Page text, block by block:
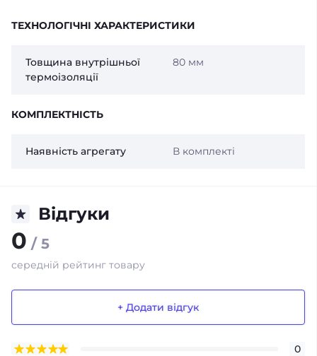
ТЕХНОЛОГІЧНІ ХАРАКТЕРИСТИКИ
Товщина внутрішньої
термоізоляції
80 мм
КОМПЛЕКТНІСТЬ
Наявність агрегату В комплекті
Відгуки
0 / 5
середній рейтинг товару
+ Додати відгук
0